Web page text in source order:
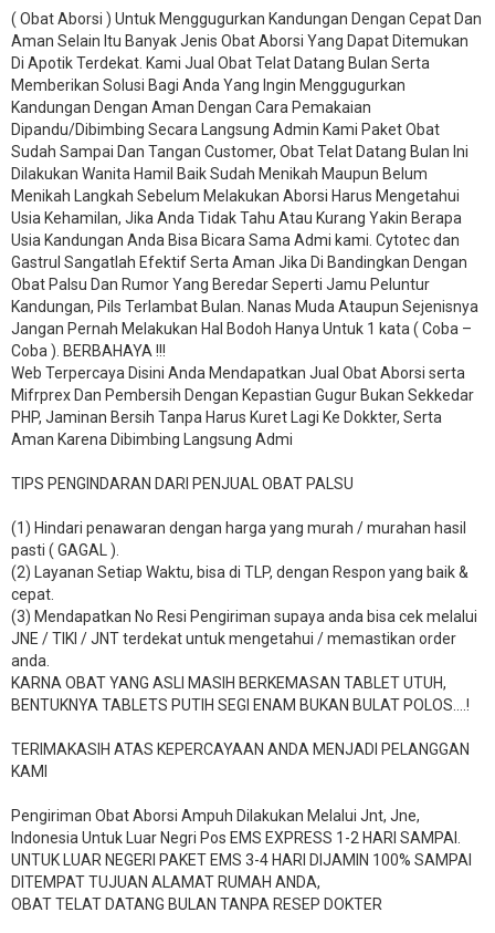
( Obat Aborsi ) Untuk Menggugurkan Kandungan Dengan Cepat Dan
Aman Selain Itu Banyak Jenis Obat Aborsi Yang Dapat Ditemukan
Di Apotik Terdekat. Kami Jual Obat Telat Datang Bulan Serta
Memberikan Solusi Bagi Anda Yang Ingin Menggugurkan
Kandungan Dengan Aman Dengan Cara Pemakaian
Dipandu/Dibimbing Secara Langsung Admin Kami Paket Obat
Sudah Sampai Dan Tangan Customer, Obat Telat Datang Bulan Ini
Dilakukan Wanita Hamil Baik Sudah Menikah Maupun Belum
Menikah Langkah Sebelum Melakukan Aborsi Harus Mengetahui
Usia Kehamilan, Jika Anda Tidak Tahu Atau Kurang Yakin Berapa
Usia Kandungan Anda Bisa Bicara Sama Admi kami. Cytotec dan
Gastrul Sangatlah Efektif Serta Aman Jika Di Bandingkan Dengan
Obat Palsu Dan Rumor Yang Beredar Seperti Jamu Peluntur
Kandungan, Pils Terlambat Bulan. Nanas Muda Ataupun Sejenisnya
Jangan Pernah Melakukan Hal Bodoh Hanya Untuk 1 kata ( Coba –
Coba ). BERBAHAYA !!!
Web Terpercaya Disini Anda Mendapatkan Jual Obat Aborsi serta
Mifrprex Dan Pembersih Dengan Kepastian Gugur Bukan Sekkedar
PHP, Jaminan Bersih Tanpa Harus Kuret Lagi Ke Dokkter, Serta
Aman Karena Dibimbing Langsung Admi
TIPS PENGINDARAN DARI PENJUAL OBAT PALSU
(1) Hindari penawaran dengan harga yang murah / murahan hasil
pasti ( GAGAL ).
(2) Layanan Setiap Waktu, bisa di TLP, dengan Respon yang baik &
cepat.
(3) Mendapatkan No Resi Pengiriman supaya anda bisa cek melalui
JNE / TIKI / JNT terdekat untuk mengetahui / memastikan order
anda.
KARNA OBAT YANG ASLI MASIH BERKEMASAN TABLET UTUH,
BENTUKNYA TABLETS PUTIH SEGI ENAM BUKAN BULAT POLOS….!
TERIMAKASIH ATAS KEPERCAYAAN ANDA MENJADI PELANGGAN
KAMI
Pengiriman Obat Aborsi Ampuh Dilakukan Melalui Jnt, Jne,
Indonesia Untuk Luar Negri Pos EMS EXPRESS 1-2 HARI SAMPAI.
UNTUK LUAR NEGERI PAKET EMS 3-4 HARI DIJAMIN 100% SAMPAI
DITEMPAT TUJUAN ALAMAT RUMAH ANDA,
OBAT TELAT DATANG BULAN TANPA RESEP DOKTER